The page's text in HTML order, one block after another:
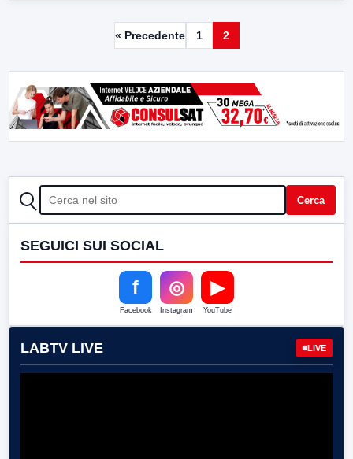
« Precedente 1 2
CERCA Cerca
SEGUICI SUI SOCIAL
f
Facebook
◎
Instagram
▶
YouTube
LABTV LIVE LIVE